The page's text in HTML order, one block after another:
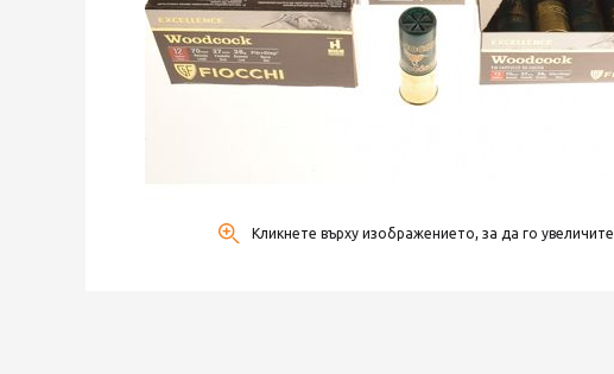
Кликнете върху изображението, за да го увеличите